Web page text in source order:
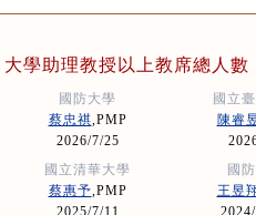
大學助理教授以上教席總人數
國防大學
蔡忠祺,PMP
2026/7/25
國立
陳睿
國立清華大學
蔡惠予,PMP
2025/7/11
國
王昱